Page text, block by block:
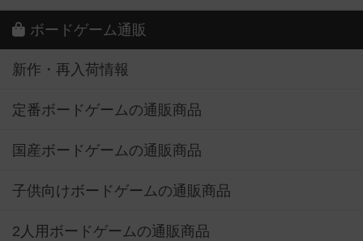
ボードゲーム通販
新作・再入荷情報
定番ボードゲームの通販商品
国産ボードゲームの通販商品
子供向けボードゲームの通販商品
2人用ボードゲームの通販商品